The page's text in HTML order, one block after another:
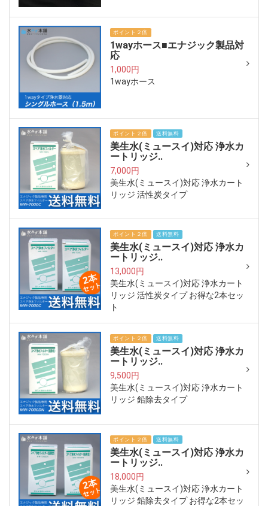
ポイント２倍
1wayホース■エナジック製品対
応
1,000円
1wayホース
ポイント２倍 送料無料
美生水(ミュースイ)対応 浄水カ
ートリッジ..
7,000円
美生水(ミュースイ)対応 浄水カート
リッジ 活性炭タイプ
ポイント２倍 送料無料
美生水(ミュースイ)対応 浄水カ
ートリッジ..
13,000円
美生水(ミュースイ)対応 浄水カート
リッジ 活性炭タイプ お得な2本セッ
ト
ポイント２倍 送料無料
美生水(ミュースイ)対応 浄水カ
ートリッジ..
9,500円
美生水(ミュースイ)対応 浄水カート
リッジ 鉛除去タイプ
ポイント２倍 送料無料
美生水(ミュースイ)対応 浄水カ
ートリッジ..
18,000円
美生水(ミュースイ)対応 浄水カート
リッジ 鉛除去タイプ お得な2本セッ